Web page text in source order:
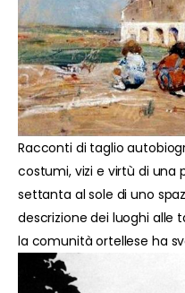
Racconti di taglio
costumi, vizi e virtù di una
settanta al sole di uno
descrizione dei luoghi alle
la comunità ortellese ha